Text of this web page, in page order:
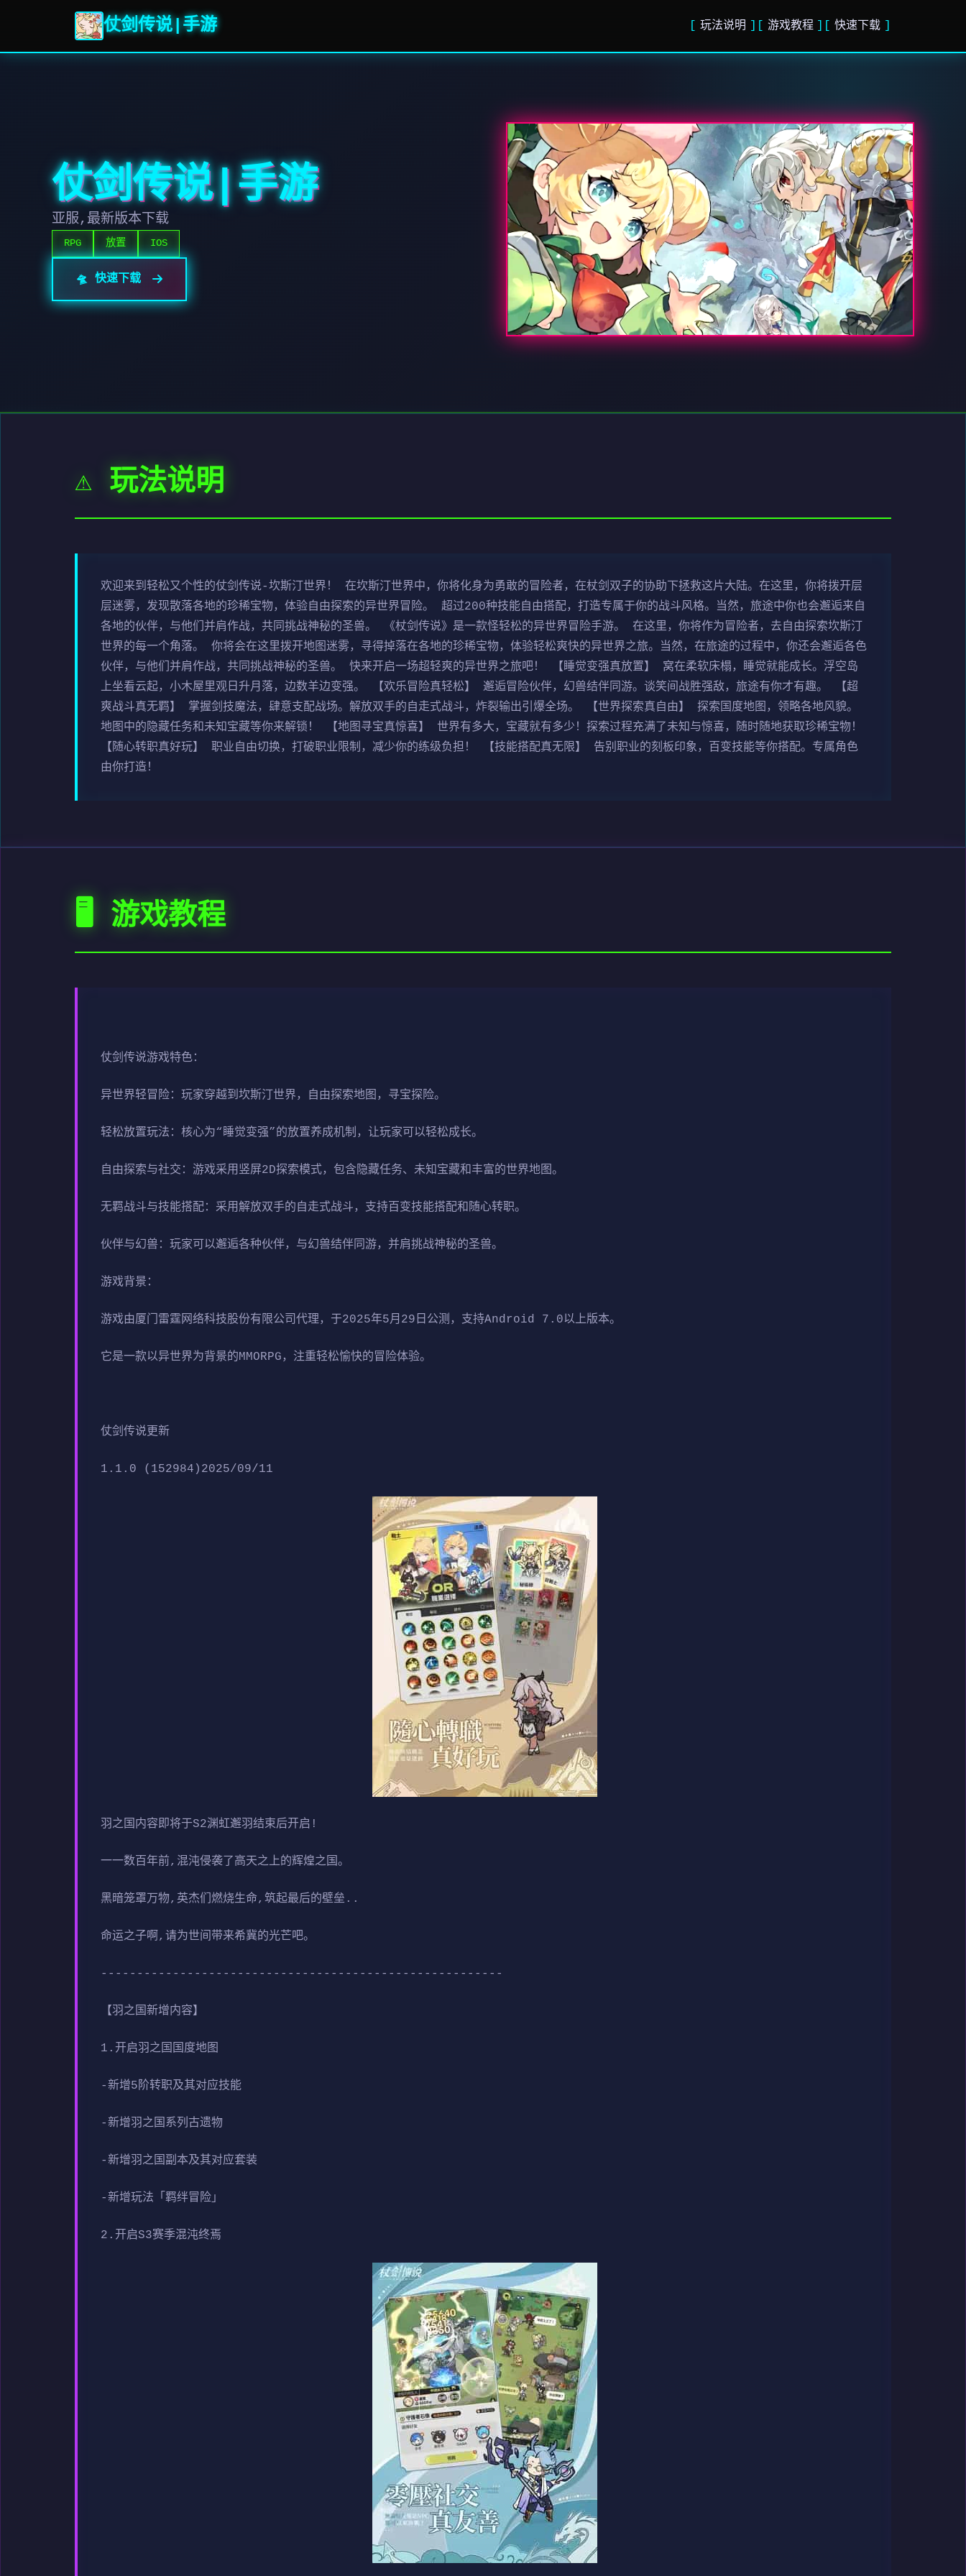
仗剑传说|手游 玩法说明 游戏教程 快速下载
仗剑传说|手游
亚服,最新版本下载
RPG 放置 IOS
🛸 快速下载
⚠️ 玩法说明
欢迎来到轻松又个性的仗剑传说-坎斯汀世界！ 在坎斯汀世界中，你将化身为勇敢的冒险者，在杖剑双子的协助下拯救这片大陆。在这里，你将拨开层
层迷雾，发现散落各地的珍稀宝物，体验自由探索的异世界冒险。 超过200种技能自由搭配，打造专属于你的战斗风格。当然，旅途中你也会邂逅来自
各地的伙伴，与他们并肩作战，共同挑战神秘的圣兽。 《杖剑传说》是一款怪轻松的异世界冒险手游。 在这里，你将作为冒险者，去自由探索坎斯汀
世界的每一个角落。 你将会在这里拨开地图迷雾，寻得掉落在各地的珍稀宝物，体验轻松爽快的异世界之旅。当然，在旅途的过程中，你还会邂逅各色
伙伴，与他们并肩作战，共同挑战神秘的圣兽。 快来开启一场超轻爽的异世界之旅吧！ 【睡觉变强真放置】 窝在柔软床榻，睡觉就能成长。浮空岛
上坐看云起，小木屋里观日升月落，边数羊边变强。 【欢乐冒险真轻松】 邂逅冒险伙伴，幻兽结伴同游。谈笑间战胜强敌，旅途有你才有趣。 【超
爽战斗真无羁】 掌握剑技魔法，肆意支配战场。解放双手的自走式战斗，炸裂输出引爆全场。 【世界探索真自由】 探索国度地图，领略各地风貌。
地图中的隐藏任务和未知宝藏等你来解锁！ 【地图寻宝真惊喜】 世界有多大，宝藏就有多少！探索过程充满了未知与惊喜，随时随地获取珍稀宝物！
【随心转职真好玩】 职业自由切换，打破职业限制，减少你的练级负担！ 【技能搭配真无限】 告别职业的刻板印象，百变技能等你搭配。专属角色
由你打造！
🖥️ 游戏教程
仗剑传说游戏特色：
异世界轻冒险：玩家穿越到坎斯汀世界，自由探索地图，寻宝探险。
轻松放置玩法：核心为“睡觉变强”的放置养成机制，让玩家可以轻松成长。
自由探索与社交：游戏采用竖屏2D探索模式，包含隐藏任务、未知宝藏和丰富的世界地图。
无羁战斗与技能搭配：采用解放双手的自走式战斗，支持百变技能搭配和随心转职。
伙伴与幻兽：玩家可以邂逅各种伙伴，与幻兽结伴同游，并肩挑战神秘的圣兽。
游戏背景：
游戏由厦门雷霆网络科技股份有限公司代理，于2025年5月29日公测，支持Android 7.0以上版本。
它是一款以异世界为背景的MMORPG，注重轻松愉快的冒险体验。
仗剑传说更新
1.1.0 (152984)2025/09/11
羽之国内容即将于S2渊虹邂羽结束后开启!
一一数百年前,混沌侵袭了高天之上的辉煌之国。
黑暗笼罩万物,英杰们燃烧生命,筑起最后的壁垒..
命运之子啊,请为世间带来希冀的光芒吧。
--------------------------------------------------------
【羽之国新增内容】
1.开启羽之国国度地图
-新增5阶转职及其对应技能
-新增羽之国系列古遗物
-新增羽之国副本及其对应套装
-新增玩法「羁绊冒险」
2.开启S3赛季混沌终焉